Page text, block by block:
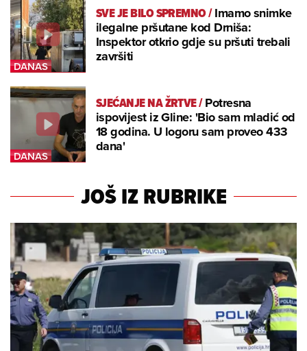
SVE JE BILO SPREMNO/Imamo snimke
ilegalne pršutane kod Drniša:
Inspektor otkrio gdje su pršuti trebali
završiti
SJEĆANJE NA ŽRTVE/Potresna
ispovijest iz Gline: 'Bio sam mladić od
18 godina. U logoru sam proveo 433
dana'
JOŠ IZ RUBRIKE